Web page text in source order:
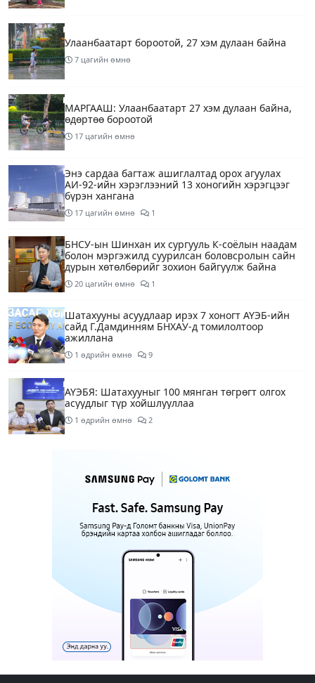
Улаанбаатарт бороотой, 27 хэм дулаан байна
7 цагийн өмнө
МАРГААШ: Улаанбаатарт 27 хэм дулаан байна,
өдөртөө бороотой
17 цагийн өмнө
Энэ сардаа багтаж ашиглалтад орох агуулах
АИ-92-ийн хэрэглээний 13 хоногийн хэрэгцээг
бүрэн хангана
17 цагийн өмнө 1
БНСУ-ын Шинхан их сургууль К-соёлын наадам
болон мэргэжилд суурилсан боловсролын сайн
дурын хөтөлбөрийг зохион байгуулж байна
20 цагийн өмнө 1
Шатахууны асуудлаар ирэх 7 хоногт АҮЭБ-ийн
сайд Г.Дамдинням БНХАУ-д томилолтоор
ажиллана
1 өдрийн өмнө 9
АҮЭБЯ: Шатахууныг 100 мянган төгрөгт олгох
асуудлыг түр хойшлууллаа
1 өдрийн өмнө 2
зохион байгуулж байна
Ерөнхий сайд БНХАУ-аас сар бүр 12-15 мянган
тонн АИ-92 автобензин тогтмол нийлүүлэх хүсэлт
Өнөөдөр тэгш тоогоор төгссөн автомашинтай
иргэд 50 хүртэлх мянган төгрөгөнд БЕНЗИН авна
1 өдрийн өмнө 1